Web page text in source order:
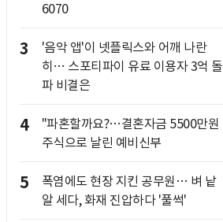
6070
3
'음악 앱'이 넷플릭스와 어깨 나란
히… 스포티파이 유료 이용자 3억 돌
파 비결은
4
"파혼할까요?…결혼자금 5500만원
주식으로 날린 예비신부
5
폭염에도 현장 지킨 공무원… 벼 낱
알 세다, 화재 진압하다 '풀썩'